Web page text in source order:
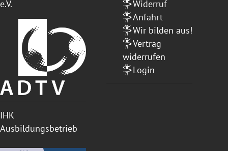
e.V.
IHK
Ausbildungsbetrieb
Widerruf
Anfahrt
Wir bilden aus!
Vertrag
widerrufen
Login